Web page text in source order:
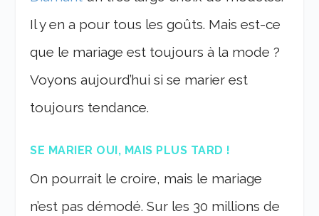
Il y en a pour tous les goûts. Mais est-ce
que le mariage est toujours à la mode ?
Voyons aujourd’hui si se marier est
toujours tendance.
SE MARIER OUI, MAIS PLUS TARD !
On pourrait le croire, mais le mariage
n’est pas démodé. Sur les 30 millions de